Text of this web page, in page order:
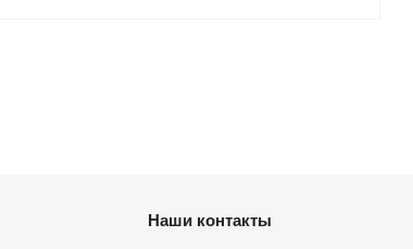
Наши контакты